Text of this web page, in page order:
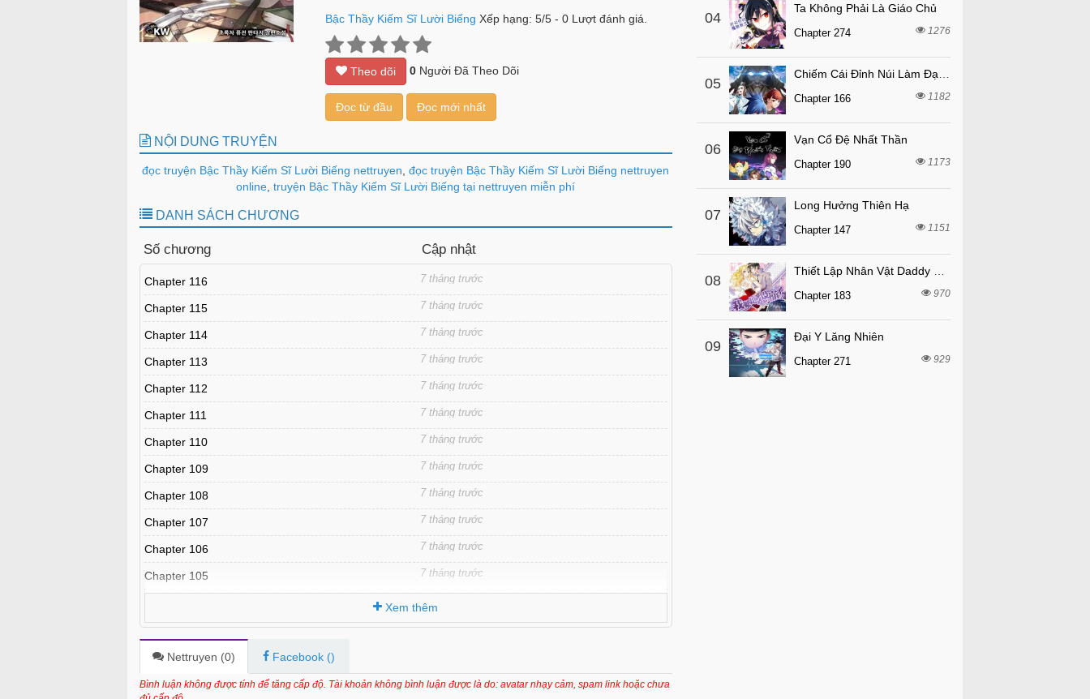
Bậc Thầy Kiếm Sĩ Lười Biếng Xếp hạng: 5/5- 0Lượt đánh giá.
Theo dõi 0Người Đã Theo Dõi
Đọc từ đầu Đọc mới nhất
NỘI DUNG TRUYỆN
đọc truyện Bậc Thầy Kiếm Sĩ Lười Biếng nettruyen đọc truyện Bậc Thầy Kiếm Sĩ Lười Biếng nettruyen
online truyện Bậc Thầy Kiếm Sĩ Lười Biếng tại nettruyen miễn phí
DANH SÁCH CHƯƠNG
Số chương Cập nhật
Chapter 116 7 tháng trước
Chapter 115 7 tháng trước
Chapter 114 7 tháng trước
Chapter 113 7 tháng trước
Chapter 112 7 tháng trước
Chapter 111 7 tháng trước
Chapter 110 7 tháng trước
Chapter 109 7 tháng trước
Chapter 108 7 tháng trước
Chapter 107 7 tháng trước
Chapter 106 7 tháng trước
Chapter 105 7 tháng trước
Chapter 103 7 tháng trước
Chapter 102
Chapter 101 7 tháng trước
Xem thêm
Nettruyen (0) Facebook ()
Bình luận không được tính để tăng cấp độ. Tài khoản không bình luận được là do: avatar nhạy cảm, spam link hoặc chưa
04
Ta Không Phải Là Giáo Chủ
Chapter 274 1276
05
Chapter 166 1182
06
Vạn Cổ Đệ Nhất Thần
Chapter 190 1173
07
Long Hưởng Thiên Hạ
Chapter 147 1151
08
Chapter 183 970
09
Đại Y Lăng Nhiên
Chapter 271 929